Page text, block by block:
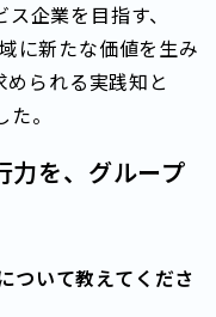
企業を目指す、
に新たな価値を生み
られる実践知と
。
力を、グループ
ついて教えてくださ